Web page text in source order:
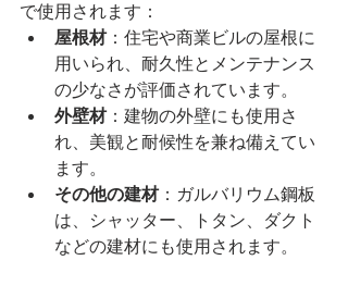
で使用されます：
屋根材：住宅や商業ビルの屋根に
用いられ、耐久性とメンテナンス
の少なさが評価されています。
外壁材：建物の外壁にも使用さ
れ、美観と耐候性を兼ね備えてい
ます。
その他の建材：ガルバリウム鋼板
は、シャッター、トタン、ダクト
などの建材にも使用されます。